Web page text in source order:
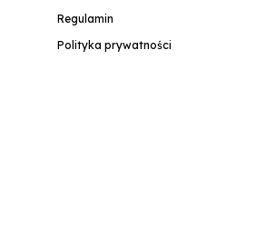
Regulamin
Polityka prywatności